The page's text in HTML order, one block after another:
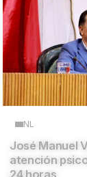
NL
José Manuel
atención
24 horas